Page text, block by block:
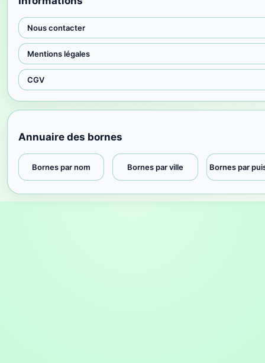
Nous contacter
Mentions légales
CGV
Annuaire des bornes
Bornes par nom Bornes par ville Bornes par